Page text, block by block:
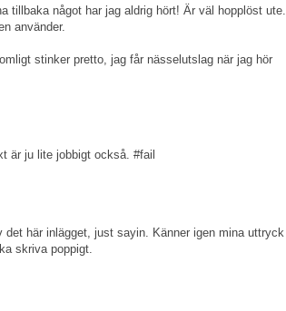
tillbaka något har jag aldrig hört! Är väl hopplöst ute.
använder.
stinker pretto, jag får nässelutslag när jag hör
är ju lite jobbigt också. #fail
det här inlägget, just sayin. Känner igen mina uttryck
skriva poppigt.